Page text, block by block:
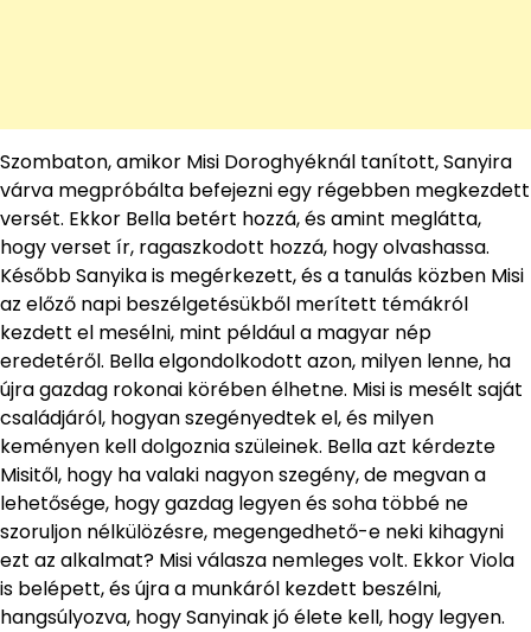
Szombaton, amikor Misi Doroghyéknál tanított, Sanyira
várva megpróbálta befejezni egy régebben megkezdett
versét. Ekkor Bella betért hozzá, és amint meglátta,
hogy verset ír, ragaszkodott hozzá, hogy olvashassa.
Később Sanyika is megérkezett, és a tanulás közben Misi
az előző napi beszélgetésükből merített témákról
kezdett el mesélni, mint például a magyar nép
eredetéről. Bella elgondolkodott azon, milyen lenne, ha
újra gazdag rokonai körében élhetne. Misi is mesélt saját
családjáról, hogyan szegényedtek el, és milyen
keményen kell dolgoznia szüleinek. Bella azt kérdezte
Misitől, hogy ha valaki nagyon szegény, de megvan a
lehetősége, hogy gazdag legyen és soha többé ne
szoruljon nélkülözésre, megengedhető-e neki kihagyni
ezt az alkalmat? Misi válasza nemleges volt. Ekkor Viola
is belépett, és újra a munkáról kezdett beszélni,
hangsúlyozva, hogy Sanyinak jó élete kell, hogy legyen.